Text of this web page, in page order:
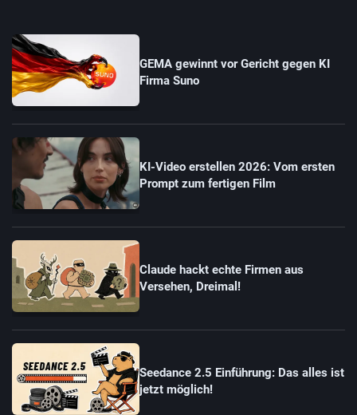
GEMA gewinnt vor Gericht gegen KI
Firma Suno
KI-Video erstellen 2026: Vom ersten
Prompt zum fertigen Film
Claude hackt echte Firmen aus
Versehen, Dreimal!
Seedance 2.5 Einführung: Das alles ist
jetzt möglich!